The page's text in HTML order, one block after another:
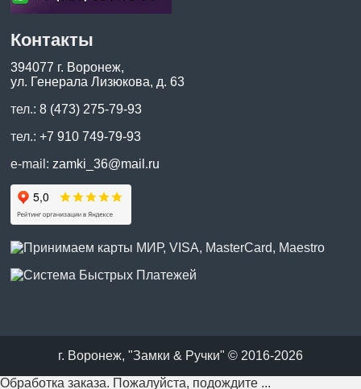
Контакты
394077 г. Воронеж,
ул. Генерала Лизюкова, д. 63
тел.:8 (473) 275-79-93
тел.:+7 910 749-79-93
e-mail: zamki_36@mail.ru
г. Воронеж, "Замки & Ручки" © 2016-2026
Обработка заказа. Пожалуйста, подождите ...